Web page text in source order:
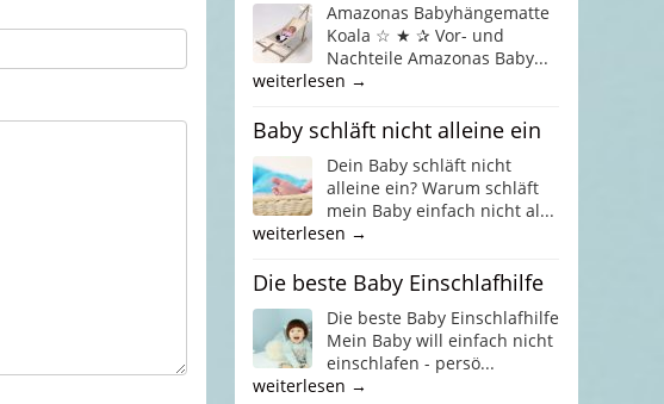
Amazonas Babyhängematte
Koala ☆ ★ ✰ Vor- und
Nachteile Amazonas Baby...
weiterlesen →
Baby schläft nicht alleine ein
Dein Baby schläft nicht
alleine ein? Warum schläft
mein Baby einfach nicht al...
weiterlesen →
Die beste Baby Einschlafhilfe
Die beste Baby Einschlafhilfe
Mein Baby will einfach nicht
einschlafen - persö...
weiterlesen →